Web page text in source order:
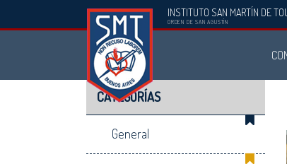
INSTITUTO SAN MARTÍN DE
ORDEN DE SAN AGUSTÍN
Instituto
San
Martín
de
Tours
CATEGORÍAS
General